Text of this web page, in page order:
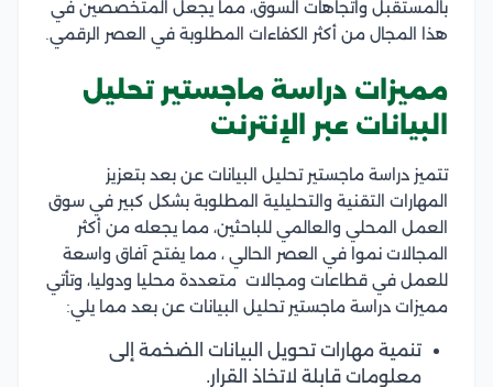
بالمستقبل واتجاهات السوق، مما يجعل المتخصصين في
هذا المجال من أكثر الكفاءات المطلوبة في العصر الرقمي.
مميزات دراسة ماجستير تحليل
البيانات عبر الإنترنت
تتميز دراسة ماجستير تحليل البيانات عن بعد بتعزيز
المهارات التقنية والتحليلية المطلوبة بشكل كبير في سوق
العمل المحلي والعالمي للباحثين، مما يجعله من أكثر
المجالات نموا في العصر الحالي ، مما يفتح آفاق واسعة
للعمل في قطاعات ومجالات متعددة محليا ودوليا، وتأتي
مميزات دراسة ماجستير تحليل البيانات عن بعد مما يلي:
تنمية مهارات تحويل البيانات الضخمة إلى
معلومات قابلة لاتخاذ القرار.